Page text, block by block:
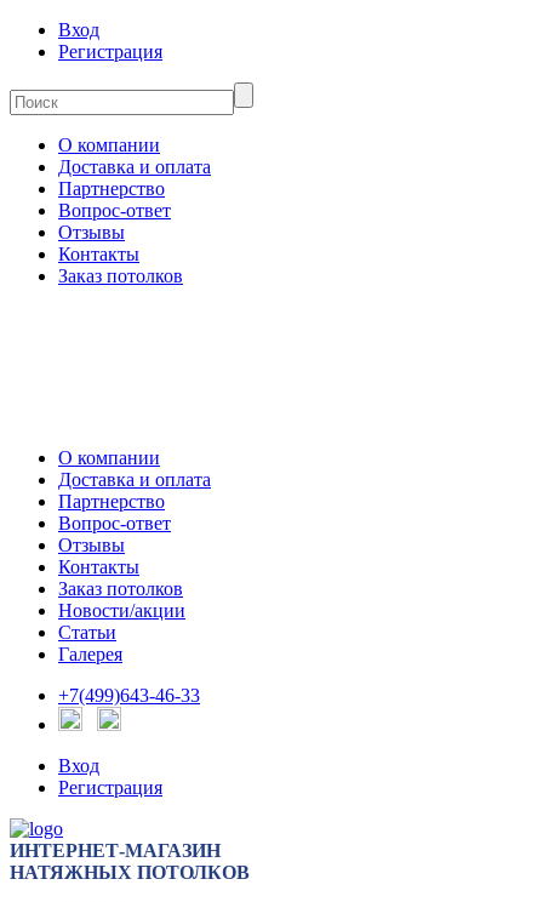
Вход
Регистрация
О компании
Доставка и оплата
Партнерство
Вопрос-ответ
Отзывы
Контакты
Заказ потолков
О компании
Доставка и оплата
Партнерство
Вопрос-ответ
Отзывы
Контакты
Заказ потолков
Новости/акции
Статьи
Галерея
+7(499)643-46-33
Вход
Регистрация
ИНТЕРНЕТ-МАГАЗИН
НАТЯЖНЫХ ПОТОЛКОВ